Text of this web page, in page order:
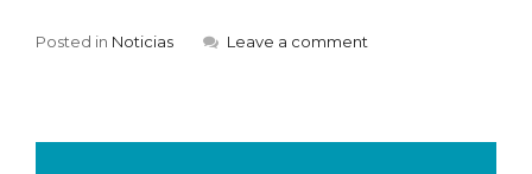
Posted in Noticias Leave a comment